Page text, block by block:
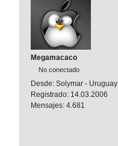
Megamacaco
No conectado
Desde: Solymar - Uruguay
Registrado: 14.03.2006
Mensajes: 4.681